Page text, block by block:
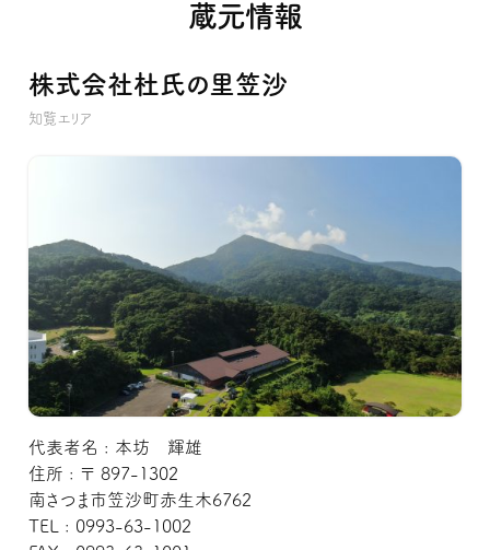
蔵元情報
株式会社杜氏の里笠沙
知覧エリア
代表者名 : 本坊 輝雄
住所 : 〒 897-1302
南さつま市笠沙町赤生木6762
TEL : 0993-63-1002